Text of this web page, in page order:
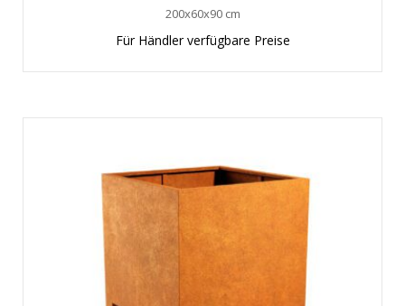
200x60x90 cm
Für Händler verfügbare Preise